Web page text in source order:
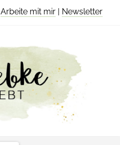
Arbeite mit mir | Newsletter